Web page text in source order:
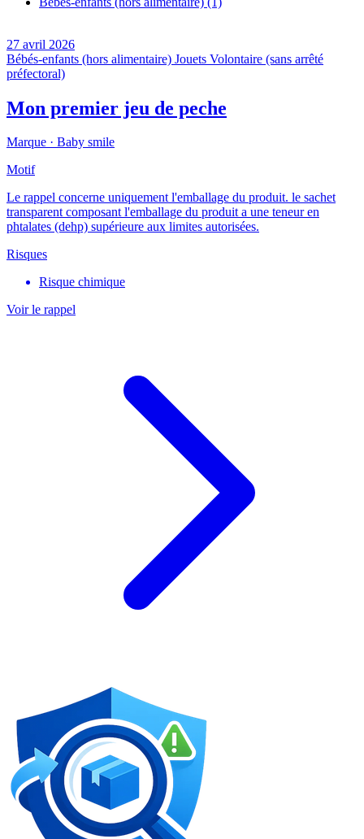
27 avril 2026
Bébés-enfants (hors alimentaire) Jouets Volontaire (sans arrêté
préfectoral)
Mon premier jeu de peche
Marque · Baby smile
Motif
Le rappel concerne uniquement l'emballage du produit. le sachet
transparent composant l'emballage du produit a une teneur en
phtalates (dehp) supérieure aux limites autorisées.
Risques
Risque chimique
Voir le rappel